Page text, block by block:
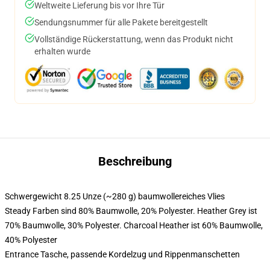
Weltweite Lieferung bis vor Ihre Tür
Sendungsnummer für alle Pakete bereitgestellt
Vollständige Rückerstattung, wenn das Produkt nicht
erhalten wurde
Beschreibung
Schwergewicht 8.25 Unze (~280 g) baumwollereiches Vlies
Steady Farben sind 80% Baumwolle, 20% Polyester. Heather Grey ist
70% Baumwolle, 30% Polyester. Charcoal Heather ist 60% Baumwolle,
40% Polyester
Entrance Tasche, passende Kordelzug und Rippenmanschetten